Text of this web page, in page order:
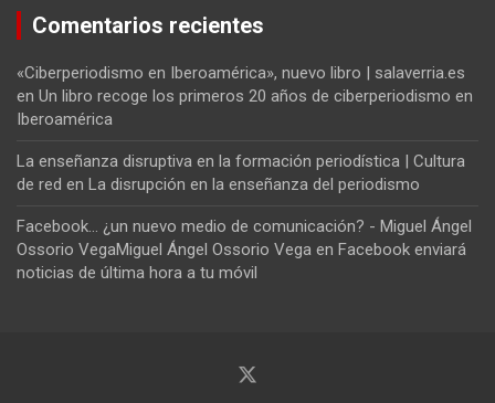
Comentarios recientes
«Ciberperiodismo en Iberoamérica», nuevo libro | salaverria.es
en Un libro recoge los primeros 20 años de ciberperiodismo en
Iberoamérica
La enseñanza disruptiva en la formación periodística | Cultura
de red en La disrupción en la enseñanza del periodismo
Facebook... ¿un nuevo medio de comunicación? - Miguel Ángel
Ossorio VegaMiguel Ángel Ossorio Vega en Facebook enviará
noticias de última hora a tu móvil